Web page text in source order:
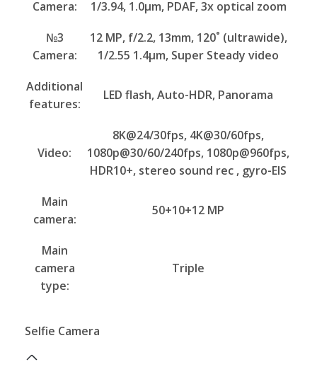
Camera:
1/3.94, 1.0µm, PDAF, 3x optical zoom
№3
Camera:
12 MP, f/2.2, 13mm, 120˚ (ultrawide),
1/2.55 1.4µm, Super Steady video
Additional
features:
LED flash, Auto-HDR, Panorama
Video:
8K@24/30fps, 4K@30/60fps,
1080p@30/60/240fps, 1080p@960fps,
HDR10+, stereo sound rec , gyro-EIS
Main
camera:
50+10+12 MP
Main
camera
type:
Triple
Selfie Camera